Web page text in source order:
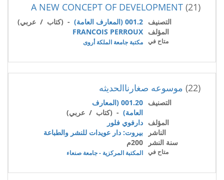
(21)
A NEW CONCEPT OF DEVELOPMENT
التصنيف 001.2 (المعارف العامة)
- (كتاب / عربي)
المؤلف FRANCOIS PERROUX
متاح في مكتبة جامعة الملكة أروى
(22) موسوعه صغارناالحديثه
التصنيف
001.20 (المعارف
العامة) - (كتاب / عربي)
المؤلف دارفوي فلور
الناشر
بيروت: دار عويدات للنشر والطباعة
سنة النشر
200م
متاح في المكتبة المركزية - جامعة صنعاء